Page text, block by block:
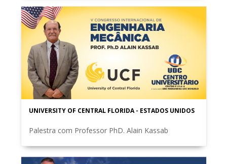
UNIVERSITY OF CENTRAL FLORIDA - ESTADOS UNIDOS
Palestra com Professor PhD. Alain Kassab